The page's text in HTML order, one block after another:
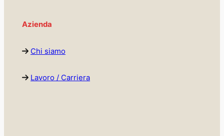
Azienda
Chi siamo
Lavoro / Carriera